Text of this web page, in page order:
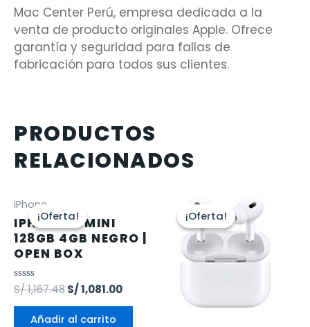
Mac Center Perú, empresa dedicada a la
venta de producto originales Apple. Ofrece
garantía y seguridad para fallas de
fabricación para todos sus clientes.
PRODUCTOS
RELACIONADOS
¡Oferta!
¡Oferta!
iPhone
IPHONE 12 MINI
128GB 4GB NEGRO |
OPEN BOX
Valorado
en
0
S/1,167.48S/1,081.00
Añadir al carrito
¡Oferta!
¡Oferta!